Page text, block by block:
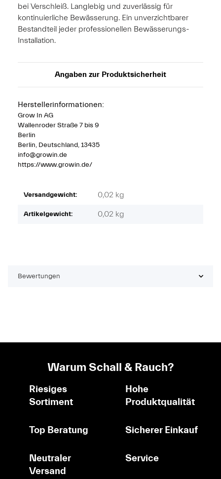
bei Verschleiß. Langlebig und zuverlässig für
kontinuierliche Bewässerung. Ein unverzichtbarer
Bestandteil jeder professionellen Bewässerungs-
Installation.
Angaben zur Produktsicherheit
Herstellerinformationen:
Grow In AG
Wallenroder Straße 7 bis 9
Berlin
Berlin, Deutschland, 13435
info@growin.de
https://www.growin.de/
Versandgewicht: 0,02 kg
Artikelgewicht: 0,02 kg
Bewertungen
Warum Schall & Rauch?
Riesiges
Sortiment
Hohe
Produktqualität
Top Beratung Sicherer Einkauf
Neutraler
Versand
Service